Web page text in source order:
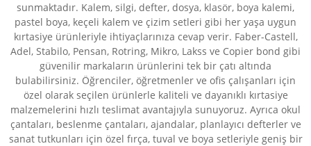
sunmaktadır. Kalem, silgi, defter, dosya, klasör, boya kalemi,
pastel boya, keçeli kalem ve çizim setleri gibi her yaşa uygun
kırtasiye ürünleriyle ihtiyaçlarınıza cevap verir. Faber-Castell,
Adel, Stabilo, Pensan, Rotring, Mikro, Lakss ve Copier bond gibi
güvenilir markaların ürünlerini tek bir çatı altında
bulabilirsiniz. Öğrenciler, öğretmenler ve ofis çalışanları için
özel olarak seçilen ürünlerle kaliteli ve dayanıklı kırtasiye
malzemelerini hızlı teslimat avantajıyla sunuyoruz. Ayrıca okul
çantaları, beslenme çantaları, ajandalar, planlayıcı defterler ve
sanat tutkunları için özel fırça, tuval ve boya setleriyle geniş bir